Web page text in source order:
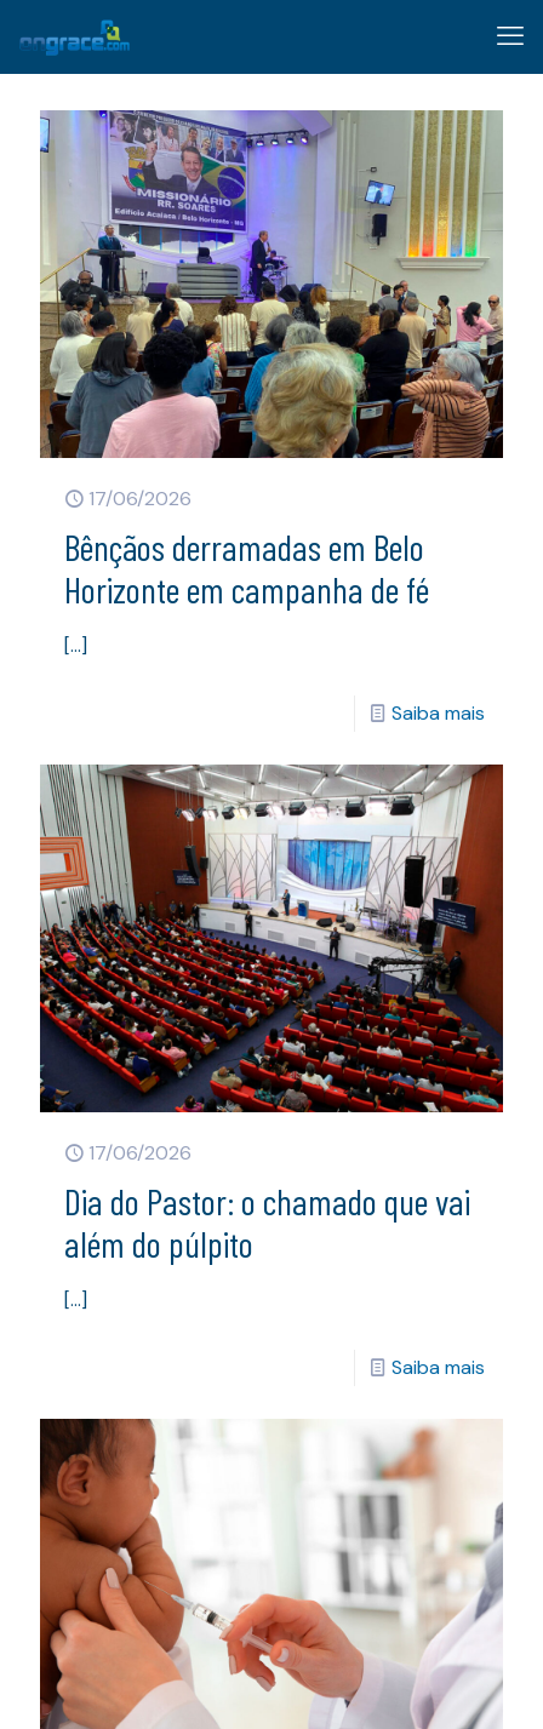
17/06/2026
Bênçãos derramadas em Belo
Horizonte em campanha de fé
[…]
Saiba mais
17/06/2026
Dia do Pastor: o chamado que vai
além do púlpito
[…]
Saiba mais